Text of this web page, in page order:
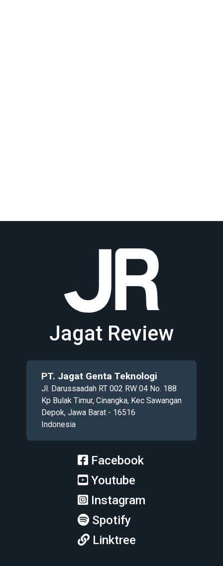
Jagat Review
PT. Jagat Genta Teknologi
Jl. Darussaadah RT 002 RW 04 No. 188
Kp Bulak Timur, Cinangka, Kec Sawangan
Depok, Jawa Barat - 16516
Indonesia
Facebook
Youtube
Instagram
Spotify
Linktree